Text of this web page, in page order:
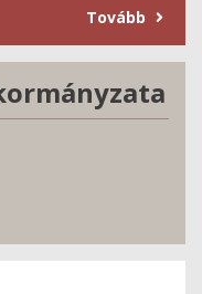
Tovább